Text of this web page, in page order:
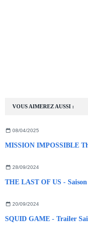
VOUS AIMEREZ AUSSI :
08/04/2025
MISSION IMPOSSIBLE
28/09/2024
THE LAST OF US - Saison
20/09/2024
SQUID GAME - Trailer